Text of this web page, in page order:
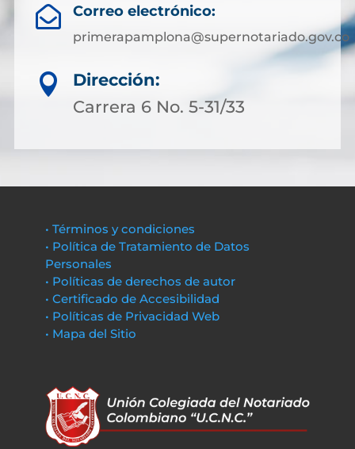
 Correo electrónico:
primerapamplona@supernotariado.gov.co

Dirección:
Carrera 6 No. 5-31/33
• Términos y condiciones
• Política de Tratamiento de Datos
Personales
• Políticas de derechos de autor
• Certificado de Accesibilidad
• Políticas de Privacidad Web
• Mapa del Sitio